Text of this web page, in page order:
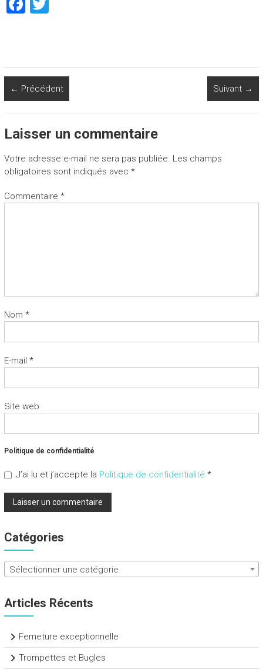
o
ok
← Précédent Suivant →
Laisser un commentaire
Votre adresse e-mail ne sera pas publiée. Les champs
obligatoires sont indiqués avec *
Commentaire *
Nom *
E-mail *
Site web
Politique de confidentialité
J’ai lu et j’accepte la Politique de confidentialité *
Catégories
Sélectionner une catégorie
Articles Récents
Femeture exceptionnelle
Trompettes et Bugles